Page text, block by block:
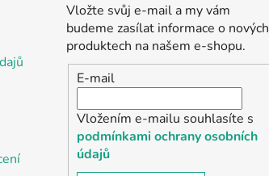
Vložte svůj e-mail a my vám
budeme zasílat informace o nových
produktech na našem e-shopu.
E-mail
Vložením e-mailu souhlasíte s
podmínkami ochrany osobních
údajů